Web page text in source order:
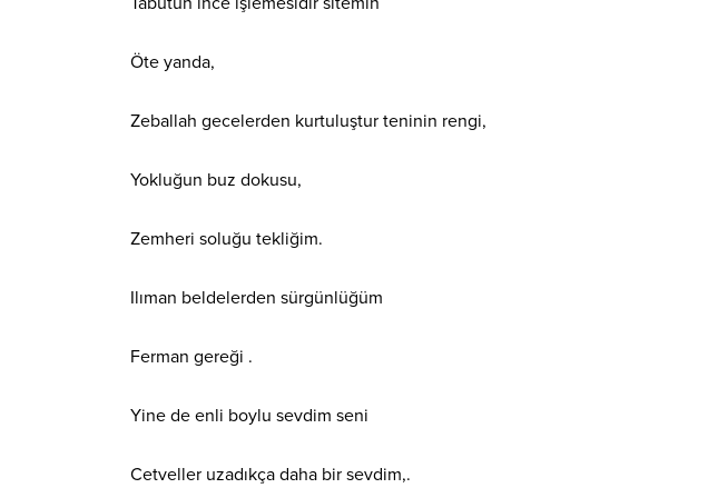
Öte yanda,
Zeballah gecelerden kurtuluştur teninin rengi,
Yokluğun buz dokusu,
Zemheri soluğu tekliğim.
Ilıman beldelerden sürgünlüğüm
Ferman gereği .
Yine de enli boylu sevdim seni
Cetveller uzadıkça daha bir sevdim,.